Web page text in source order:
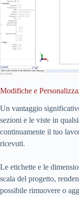
Modifiche e
Un vantaggio
sezioni e le viste in
continuamente il tuo
ricevuti.
Le etichette e le
scala del progetto,
possibile rimuovere o